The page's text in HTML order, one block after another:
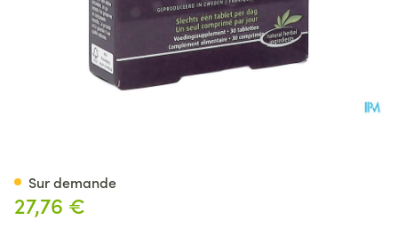
27,76 €
Sur demande